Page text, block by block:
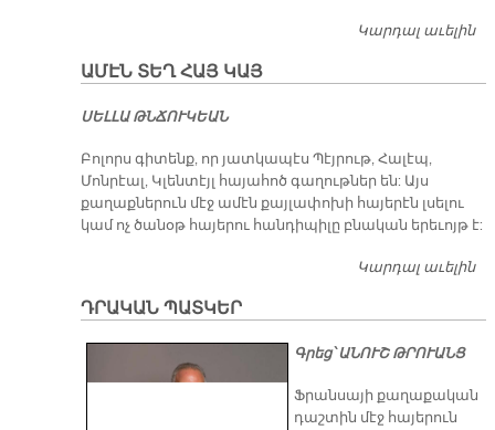
Կարդալ աւելին
Ա­ՄԷՆ ՏԵՂ ՀԱՅ ԿԱՅ
ՍԵԼԼԱ ԹՆՃՈՒԿԵԱՆ
Բոլորս գիտենք, որ յատկապէս Պէյրութ, Հալէպ,
Մոնրէալ, Կլենտէյլ հայահոծ գաղութներ են: Այս
քաղաքներուն մէջ ամէն քայլափոխի հայերէն լսելու
կամ ոչ ծանօթ հայերու հանդիպիլը բնական երեւոյթ է:
Կարդալ աւելինԱ­
ԴՐԱԿԱՆ ՊԱՏԿԵՐ
Գրեց՝ ԱՆՈՒՇ ԹՐՈՒԱՆՑ
Ֆրան­սա­յի քա­ղա­քա­կան
դաշ­տին մէջ հա­յե­րուն